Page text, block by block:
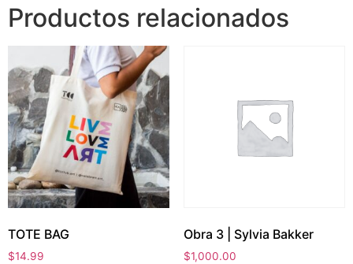
Productos relacionados
TOTE BAG
$14.99
Obra 3 | Sylvia Bakker
$1,000.00